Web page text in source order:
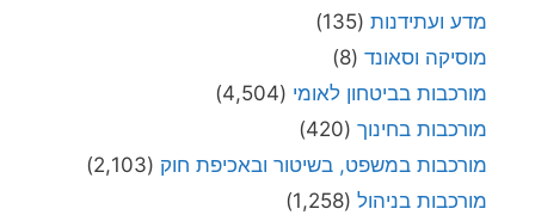
מדע ועתידנות (135)
מוסיקה וסאונד (8)
מורכבות בביטחון לאומי (4,504)
מורכבות בחינוך (420)
מורכבות במשפט, בשיטור ובאכיפת חוק (2,103)
מורכבות בניהול (1,258)